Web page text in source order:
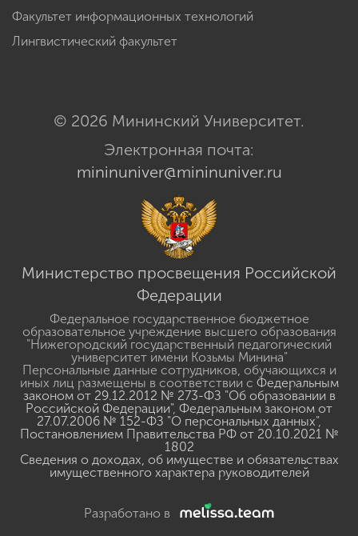
Факультет информационных технологий
Лингвистический факультет
© 2026 Мининский Университет.
Электронная почта:
mininuniver@mininuniver.ru
Министерство просвещения Российской
Федерации
Федеральное государственное бюджетное
образовательное учреждение высшего образования
"Нижегородский государственный педагогический
университет имени Козьмы Минина"
Персональные данные сотрудников, обучающихся и
иных лиц размещены в соответствии с Федеральным
законом от 29.12.2012 № 273-ФЗ "Об образовании в
Российской Федерации", Федеральным законом от
27.07.2006 № 152-ФЗ "О персональных данных",
Постановлением Правительства РФ от 20.10.2021 №
1802
Сведения о доходах, об имуществе и обязательствах
имущественного характера руководителей
Разработано в